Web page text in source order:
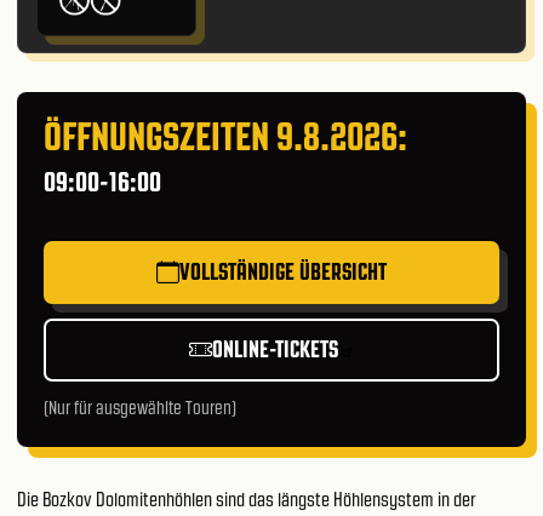
ÖFFNUNGSZEITEN 9.8.2026:
09:00-16:00
VOLLSTÄNDIGE ÜBERSICHT
ONLINE-TICKETS
(Nur für ausgewählte Touren)
Die Bozkov Dolomitenhöhlen sind das längste Höhlensystem in der